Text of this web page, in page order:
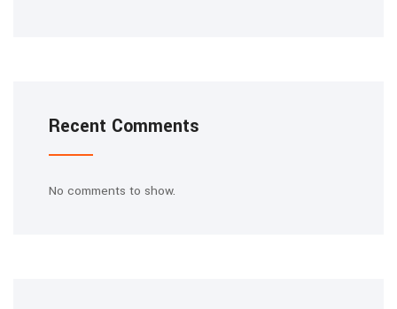
Recent Comments
No comments to show.